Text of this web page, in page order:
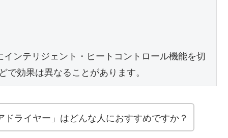
ンテリジェント・ヒートコントロール機能を切
効果は異なることがあります。
ライヤー」はどんな人におすすめですか？